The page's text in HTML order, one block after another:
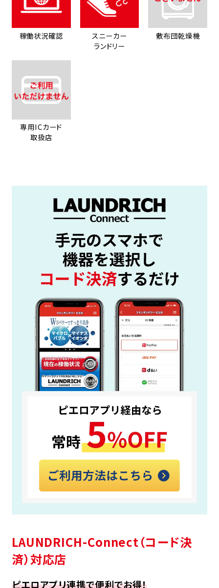
稼働状況確認
スニーカー
ランドリー
敷布団乾燥機
専用ICカード
取扱店
LAUNDRICH-Connect（コード決
済）対応店
ピエロアプリ連携で便利でお得！